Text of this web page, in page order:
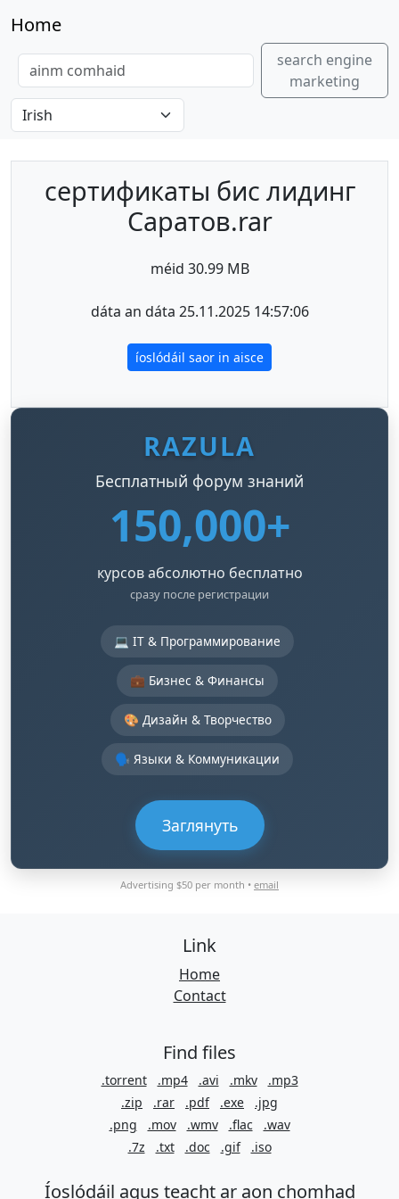
Home
search engine
marketing
сертификаты бис лидинг
Саратов.rar
méid 30.99 MB
dáta an dáta 25.11.2025 14:57:06
íoslódáil saor in aisce
RAZULA
Бесплатный форум знаний
150,000+
курсов абсолютно бесплатно
сразу после регистрации
💻 IT & Программирование
💼 Бизнес & Финансы
🎨 Дизайн & Творчество
🗣️ Языки & Коммуникации
Заглянуть
Advertising $50 per month • email
Link
Home
Contact
Find files
.torrent .mp4 .avi .mkv
.mp3
.zip
.rar .pdf .exe
.jpg
.png
.mov .wmv .flac
.wav
.7z
.txt .doc .gif .iso
Íoslódáil agus teacht ar aon chomhad